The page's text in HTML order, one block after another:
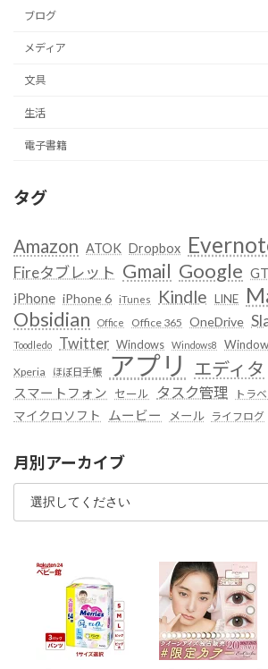
ブログ
メディア
文具
生活
電子書籍
タグ
Amazon ATOK Dropbox
Fireタブレット Gmail Google
iPhone iPhone 6 iTunes Kindle LINE
Obsidian Office Office 365 OneDrive
Toodledo Twitter Windows Windows8
Xperia ほぼ日手帳 アプリ エディタ
スマートフォン セール タスク管理 トラ
マイクロソフト ムービー メール ライフログ
月別アーカイブ